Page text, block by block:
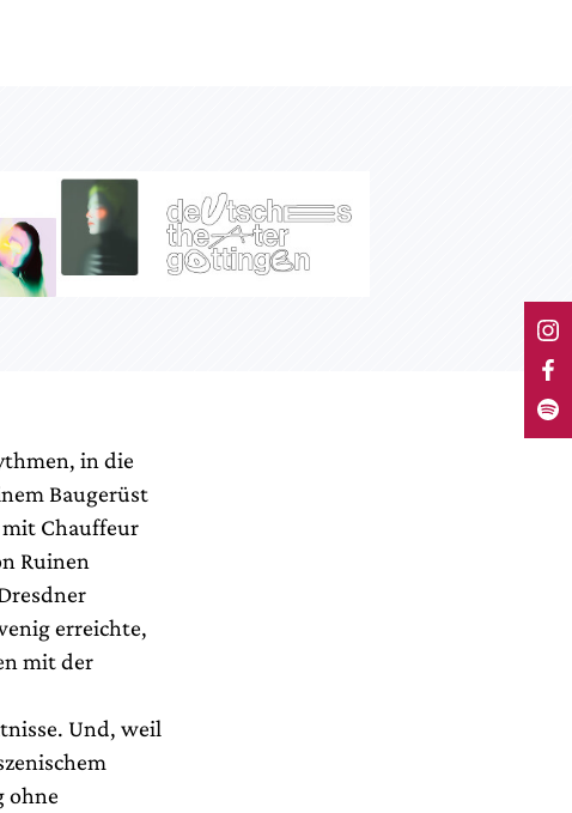
in die
Baugerüst
Chauffeur
Ruinen
erreichte,
mit der
Und, weil
ohne